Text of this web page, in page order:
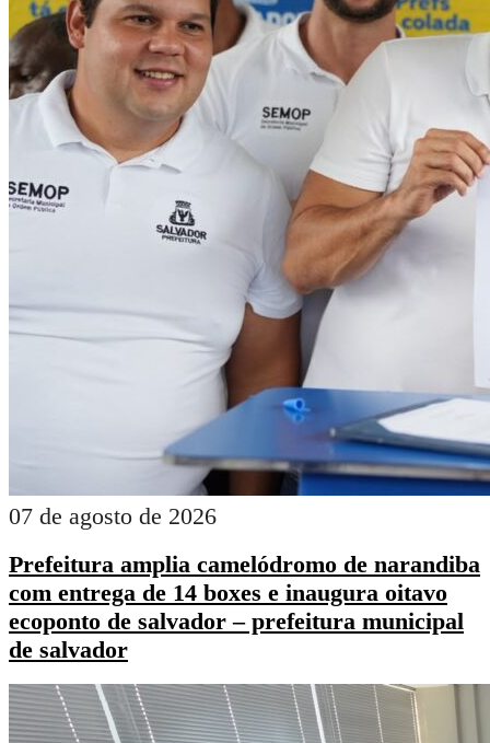
07 de agosto de 2026
Prefeitura amplia camelódromo de narandiba
com entrega de 14 boxes e inaugura oitavo
ecoponto de salvador – prefeitura municipal
de salvador